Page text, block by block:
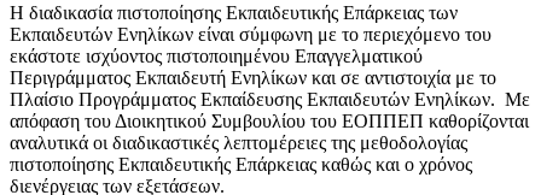
Η διαδικασία πιστοποίησης Εκπαιδευτικής Επάρκειας των
Εκπαιδευτών Ενηλίκων είναι σύμφωνη με το περιεχόμενο του
εκάστοτε ισχύοντος πιστοποιημένου Επαγγελματικού
Περιγράμματος Εκπαιδευτή Ενηλίκων και σε αντιστοιχία με το
Πλαίσιο Προγράμματος Εκπαίδευσης Εκπαιδευτών Ενηλίκων. Με
απόφαση του Διοικητικού Συμβουλίου του ΕΟΠΠΕΠ καθορίζονται
αναλυτικά οι διαδικαστικές λεπτομέρειες της μεθοδολογίας
πιστοποίησης Εκπαιδευτικής Επάρκειας καθώς και ο χρόνος
διενέργειας των εξετάσεων.